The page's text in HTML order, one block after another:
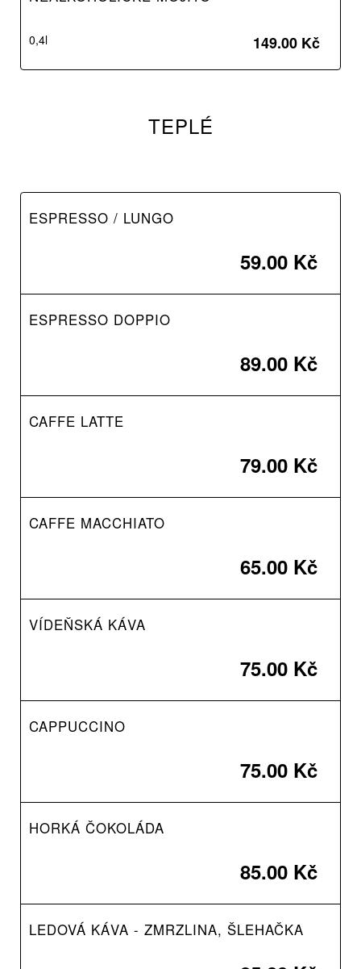
0,4l 149.00 Kč
TEPLÉ
ESPRESSO / LUNGO
59.00 Kč
ESPRESSO DOPPIO
89.00 Kč
CAFFE LATTE
79.00 Kč
CAFFE MACCHIATO
65.00 Kč
VÍDEŇSKÁ KÁVA
75.00 Kč
CAPPUCCINO
75.00 Kč
HORKÁ ČOKOLÁDA
85.00 Kč
LEDOVÁ KÁVA - ZMRZLINA, ŠLEHAČKA